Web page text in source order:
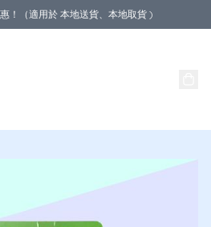
！（適用於 本地送貨、本地取貨 )